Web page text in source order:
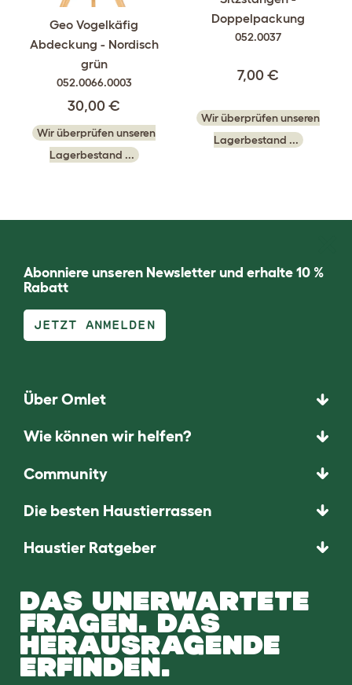
Geo Vogelkäfig
Abdeckung - Nordisch
grün
052.0066.0003
30,00 €
Wir überprüfen unseren
Lagerbestand ...
Doppelpackung
052.0037
7,00 €
Wir überprüfen unseren
Lagerbestand ...
Abonniere unseren Newsletter und erhalte 10 %
Rabatt
JETZT ANMELDEN
Über Omlet
Wie können wir helfen?
Community
Die besten Haustierrassen
Haustier Ratgeber
DAS UNERWARTETE
FRAGEN. DAS
HERAUSRAGENDE
ERFINDEN.